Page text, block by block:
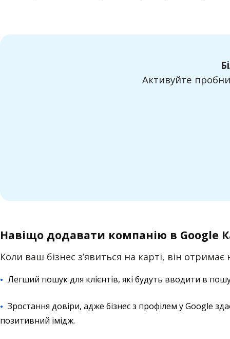
Активуйте
Навіщо додавати компанію в Google
Коли ваш бізнес зʼявиться на карті, він
Легший пошук для клієнтів, які будуть вводити в
Зростання довіри, адже бізнес з профілем у Google
позитивний імідж.